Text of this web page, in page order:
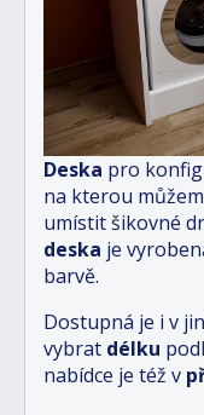
Deska pro
na kterou
umístit šikovné
deska je
barvě.
Dostupná je i v
vybrat délku
nabídce je též v